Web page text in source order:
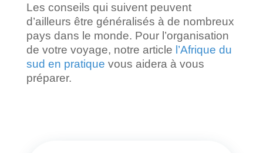
Les conseils qui suivent peuvent
d’ailleurs être généralisés à de nombreux
pays dans le monde. Pour l’organisation
de votre voyage, notre article l’Afrique du
sud en pratique vous aidera à vous
préparer.